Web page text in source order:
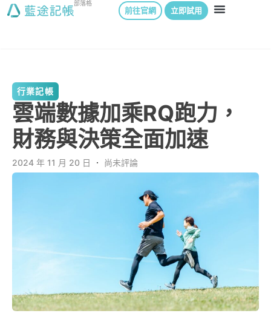
部落格
前往官網 立即試用
行業記帳
雲端數據加乘RQ跑力，
財務與決策全面加速
2024 年 11 月 20 日 ． 尚未評論